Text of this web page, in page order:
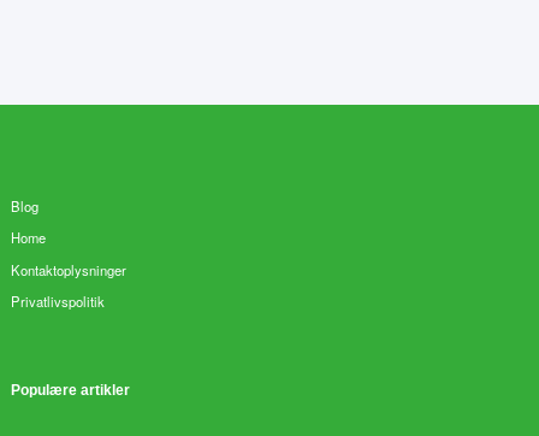
Blog
Home
Kontaktoplysninger
Privatlivspolitik
Populære artikler